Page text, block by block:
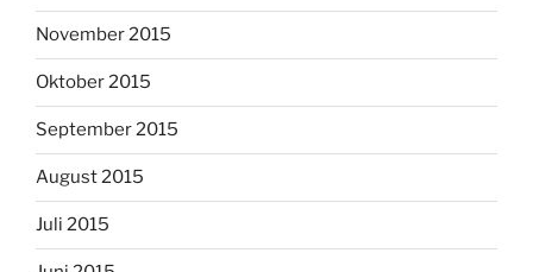
November 2015
Oktober 2015
September 2015
August 2015
Juli 2015